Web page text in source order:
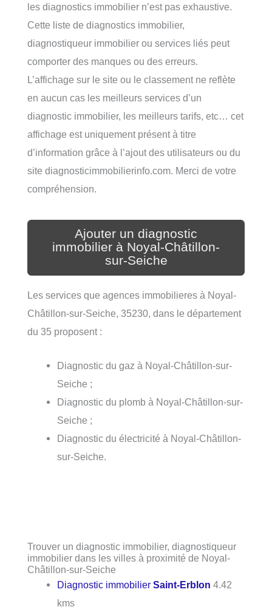
les diagnostics immobilier n’est pas exhaustive.
Cette liste de diagnostics immobilier,
diagnostiqueur immobilier ou services liés peut
comporter des manques ou des erreurs.
L’affichage sur le site ou le classement ne reflète
en aucun cas les meilleurs services d’un
diagnostic immobilier, les meilleurs tarifs, etc… cet
affichage est uniquement présent à titre
d’information grâce à l’ajout des utilisateurs ou du
site diagnosticimmobilierinfo.com. Merci de votre
compréhension.
Ajouter un diagnostic
immobilier à Noyal-Châtillon-
sur-Seiche
Les services que agences immobilieres à Noyal-
Châtillon-sur-Seiche, 35230, dans le département
du 35 proposent :
Diagnostic du gaz à Noyal-Châtillon-sur-
Seiche ;
Diagnostic du plomb à Noyal-Châtillon-sur-
Seiche ;
Diagnostic du électricité à Noyal-Châtillon-
sur-Seiche.
Trouver un diagnostic immobilier, diagnostiqueur
immobilier dans les villes à proximité de Noyal-
Châtillon-sur-Seiche
Diagnostic immobilierSaint-Erblon 4.42
kms